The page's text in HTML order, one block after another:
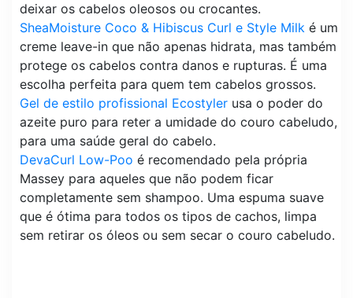
deixar os cabelos oleosos ou crocantes.
SheaMoisture Coco & Hibiscus Curl e Style Milk é um
creme leave-in que não apenas hidrata, mas também
protege os cabelos contra danos e rupturas. É uma
escolha perfeita para quem tem cabelos grossos.
Gel de estilo profissional Ecostyler usa o poder do
azeite puro para reter a umidade do couro cabeludo,
para uma saúde geral do cabelo.
DevaCurl Low-Poo é recomendado pela própria
Massey para aqueles que não podem ficar
completamente sem shampoo. Uma espuma suave
que é ótima para todos os tipos de cachos, limpa
sem retirar os óleos ou sem secar o couro cabeludo.